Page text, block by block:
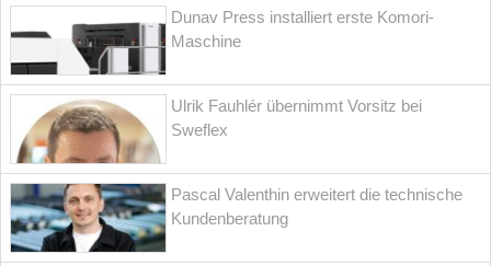
Dunav Press installiert erste Komori-
Maschine
Ulrik Fauhlér übernimmt Vorsitz bei
Sweflex
Pascal Valenthin erweitert die technische
Kundenberatung